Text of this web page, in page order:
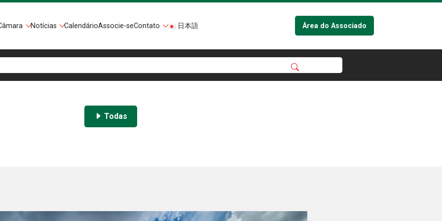
Notícias CalendárioAssocie-seContato 日本語 Área do Associado
Todas